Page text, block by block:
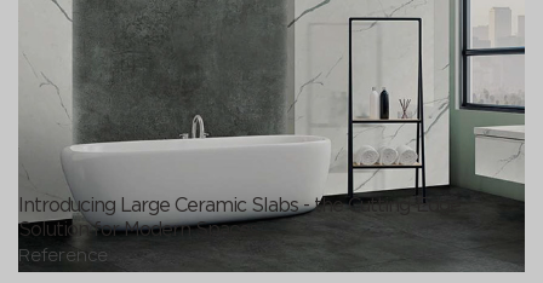
Introducing Large Ceramic Slabs - the Cutting-Edge
Solution for Modern Spaces
Reference